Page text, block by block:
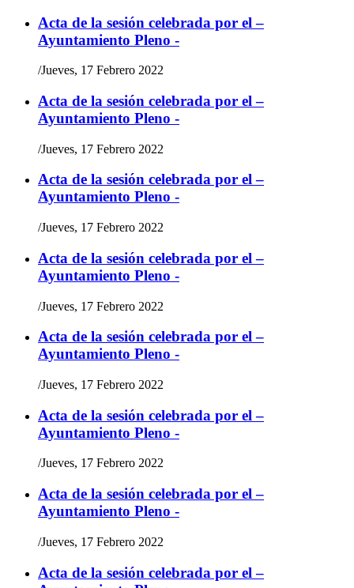
Acta de la sesión celebrada por el –
Ayuntamiento Pleno -
/Jueves, 17 Febrero 2022
Acta de la sesión celebrada por el –
Ayuntamiento Pleno -
/Jueves, 17 Febrero 2022
Acta de la sesión celebrada por el –
Ayuntamiento Pleno -
/Jueves, 17 Febrero 2022
Acta de la sesión celebrada por el –
Ayuntamiento Pleno -
/Jueves, 17 Febrero 2022
Acta de la sesión celebrada por el –
Ayuntamiento Pleno -
/Jueves, 17 Febrero 2022
Acta de la sesión celebrada por el –
Ayuntamiento Pleno -
/Jueves, 17 Febrero 2022
Acta de la sesión celebrada por el –
Ayuntamiento Pleno -
/Jueves, 17 Febrero 2022
Acta de la sesión celebrada por el –